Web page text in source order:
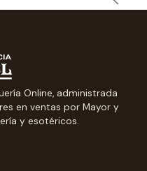
Online, administrada
en ventas por Mayor y
y esotéricos.